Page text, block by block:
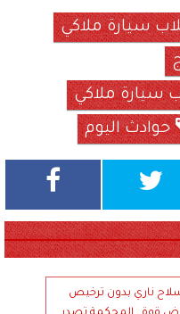
سيارة ملاكي
سيارة ملاكي
حوادث اليوم
ناري بدون ترخيص